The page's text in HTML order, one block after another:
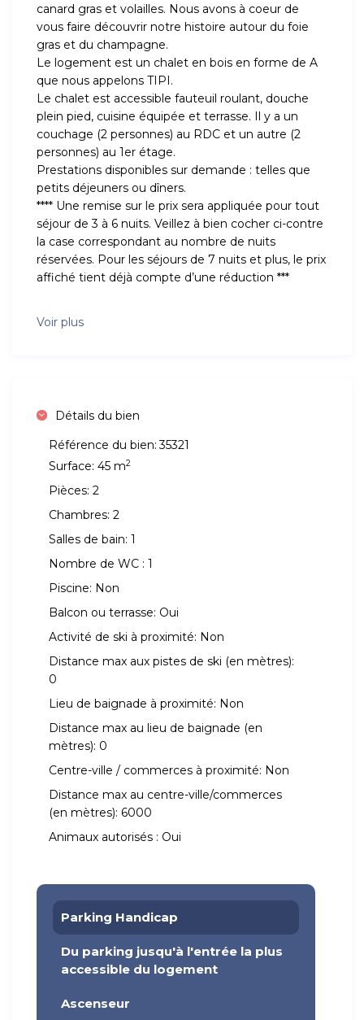
canard gras et volailles. Nous avons à coeur de
vous faire découvrir notre histoire autour du foie
gras et du champagne.
Le logement est un chalet en bois en forme de A
que nous appelons TIPI.
Le chalet est accessible fauteuil roulant, douche
plein pied, cuisine équipée et terrasse. Il y a un
couchage (2 personnes) au RDC et un autre (2
personnes) au 1er étage.
Prestations disponibles sur demande : telles que
petits déjeuners ou dîners.
**** Une remise sur le prix sera appliquée pour tout
séjour de 3 à 6 nuits. Veillez à bien cocher ci-contre
la case correspondant au nombre de nuits
réservées. Pour les séjours de 7 nuits et plus, le prix
affiché tient déjà compte d’une réduction ***
Voir plus
Détails du bien
Référence du bien: 35321
Surface: 45 m2
Pièces: 2
Chambres: 2
Salles de bain: 1
Nombre de WC : 1
Piscine: Non
Balcon ou terrasse: Oui
Activité de ski à proximité: Non
Distance max aux pistes de ski (en mètres):
0
Lieu de baignade à proximité: Non
Distance max au lieu de baignade (en
mètres): 0
Centre-ville / commerces à proximité: Non
Distance max au centre-ville/commerces
(en mètres): 6000
Animaux autorisés : Oui
Parking Handicap
Du parking jusqu'à l'entrée la plus
accessible du logement
Ascenseur